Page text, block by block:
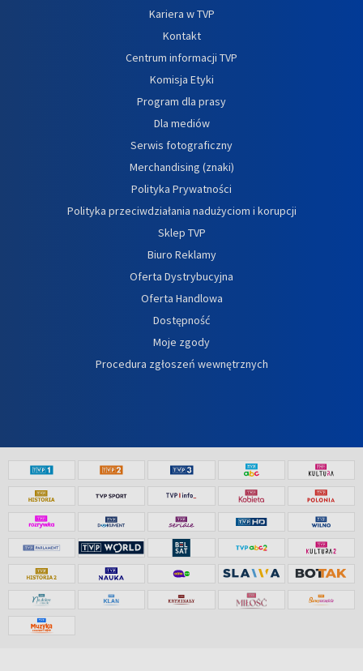
Kariera w TVP
Kontakt
Centrum informacji TVP
Komisja Etyki
Program dla prasy
Dla mediów
Serwis fotograficzny
Merchandising (znaki)
Polityka Prywatności
Polityka przeciwdziałania nadużyciom i korupcji
Sklep TVP
Biuro Reklamy
Oferta Dystrybucyjna
Oferta Handlowa
Dostępność
Moje zgody
Procedura zgłoszeń wewnętrznych